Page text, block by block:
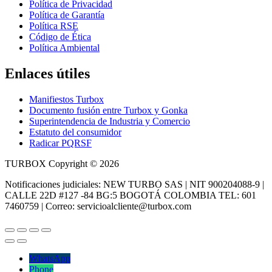
Política de Privacidad
Política de Garantía
Política RSE
Código de Ética
Política Ambiental
Enlaces útiles
Manifiestos Turbox
Documento fusión entre Turbox y Gonka
Superintendencia de Industria y Comercio
Estatuto del consumidor
Radicar PQRSF
TURBOX Copyright © 2026
Notificaciones judiciales: NEW TURBO SAS | NIT 900204088-9 |
CALLE 22D #127 -84 BG:5 BOGOTÁ COLOMBIA TEL: 601
7460759 | Correo: servicioalcliente@turbox.com
WhatsApp
Phone